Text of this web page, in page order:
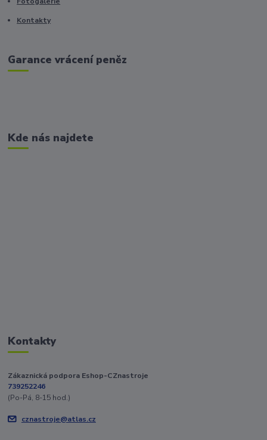
Kontakty
Garance vrácení peněz
Kde nás najdete
Kontakty
Zákaznická podpora Eshop-CZnastroje
739252246
(Po-Pá, 8-15 hod.)
cznastroje@atlas.cz